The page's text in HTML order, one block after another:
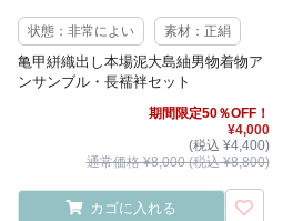
状態：非常によい 素材：正絹
亀甲絣織出し本場泥大島紬男物着物ア
ンサンブル・長襦袢セット
期間限定50％OFF！
¥4,000
(税込 ¥4,400)
通常価格 ¥8,000 (税込 ¥8,800)
カゴに入れる